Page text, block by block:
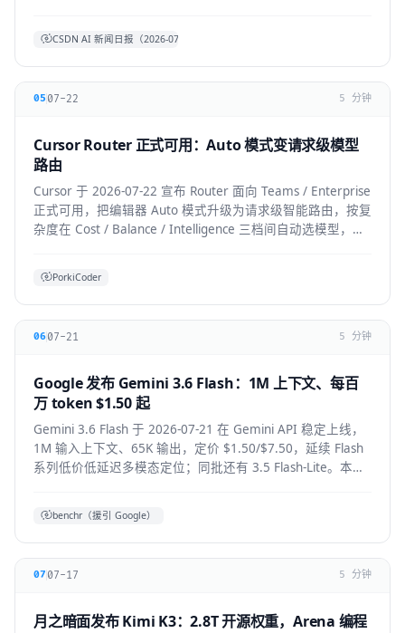
CSDN AI 新闻日报（2026-07-22）
05 07-22 5 分钟
Cursor Router 正式可用：Auto 模式变请求级模型
路由
Cursor 于 2026-07-22 宣布 Router 面向 Teams / Enterprise
正式可用，把编辑器 Auto 模式升级为请求级智能路由，按复
杂度在 Cost / Balance / Intelligence 三档间自动选模型，降
PorkiCoder
0607-21 5 分钟
Google 发布 Gemini 3.6 Flash：1M 上下文、每百
万 token $1.50 起
Gemini 3.6 Flash 于 2026-07-21 在 Gemini API 稳定上线，
1M 输入上下文、65K 输出，定价 $1.50/$7.50，延续 Flash
系列低价低延迟多模态定位；同批还有 3.5 Flash-Lite。本文
benchr（援引 Google）
07 07-17 5 分钟
月之暗面发布 Kimi K3：2.8T 开源权重，Arena 编程